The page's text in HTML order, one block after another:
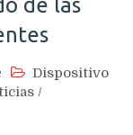
Dispositivo
/